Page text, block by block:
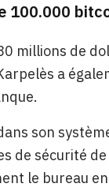
100.000
millions de
a
son
de sécurité
le bureau